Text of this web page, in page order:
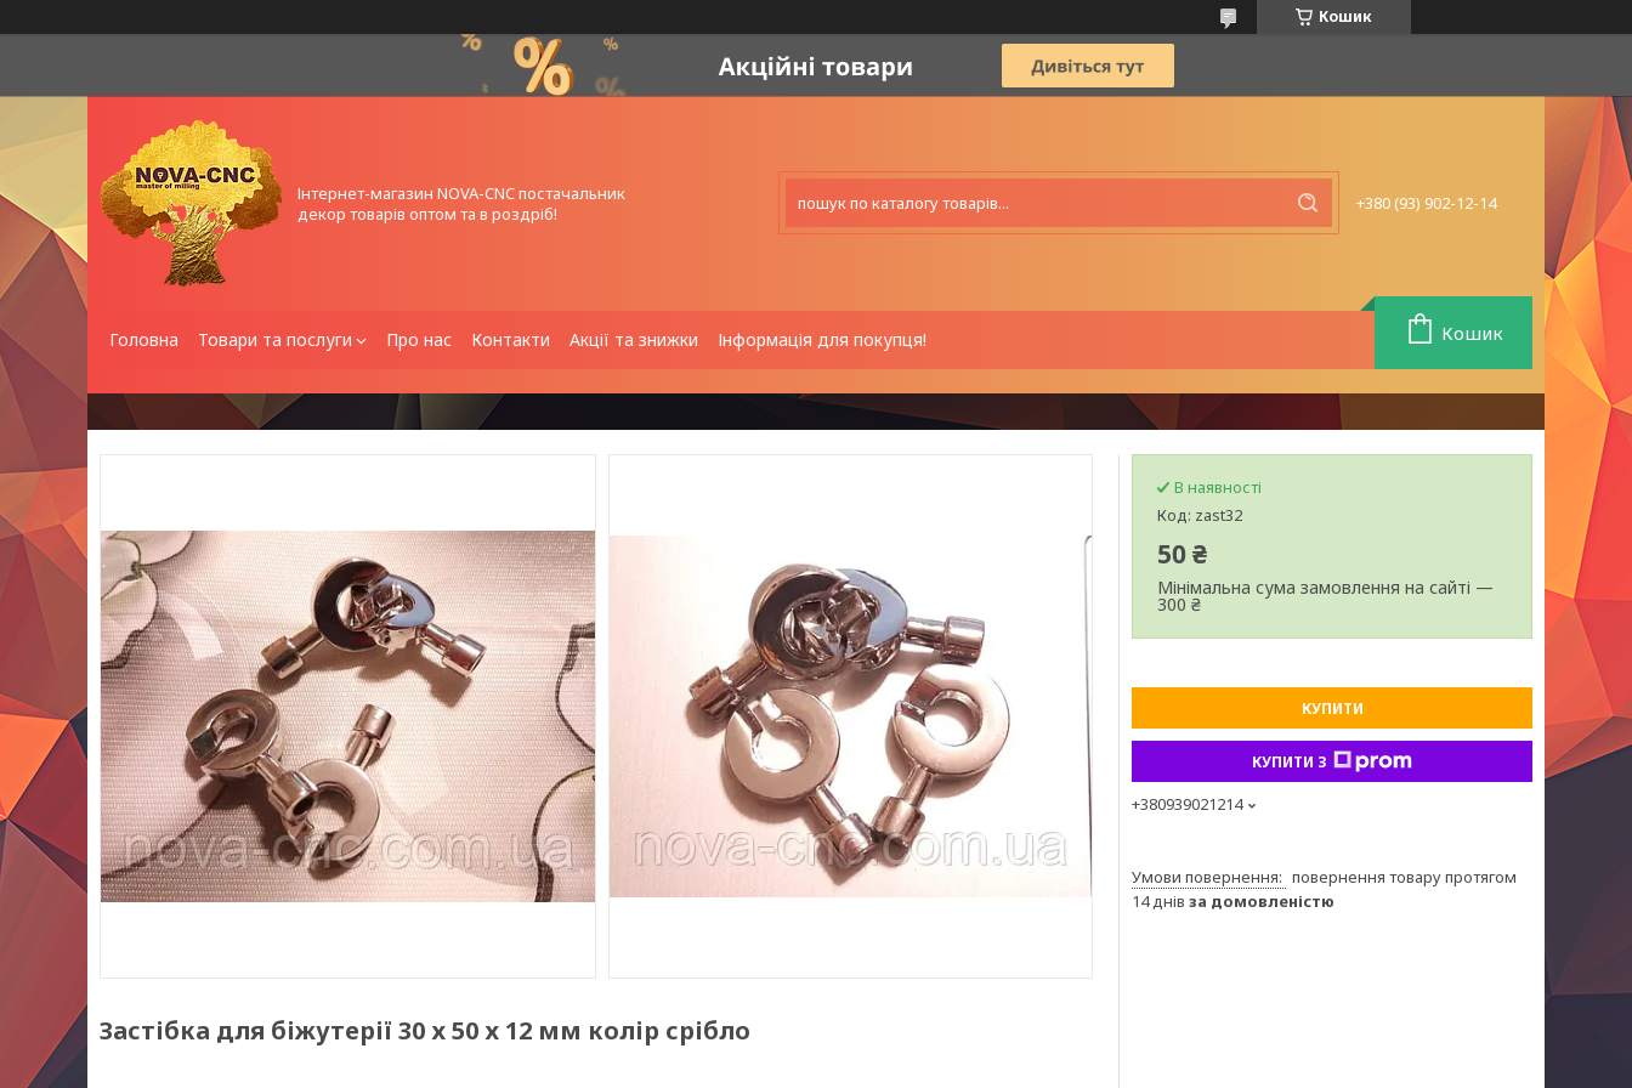
Кошик
Інтернет-магазин NOVA-CNC постачальник
декор товарів оптом та в роздріб!
+380 (93) 902-12-14
Головна Товари та послуги Про нас Контакти Акції та знижки Інформація для покупця! Кошик
Застібка для біжутерії 30 х 50 х 12 мм колір срібло
В наявності
Код: zast32
50 ₴
Мінімальна сума замовлення на сайті —
300 ₴
КУПИТИ
КУПИТИ З
+380939021214
повернення товару протягом
14 днів за домовленістю